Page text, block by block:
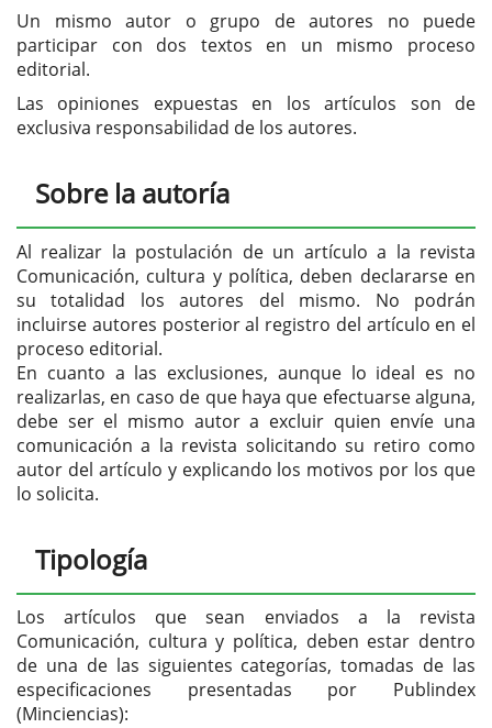
Un mismo autor o grupo de autores no puede
participar con dos textos en un mismo proceso
editorial.
Las opiniones expuestas en los artículos son de
exclusiva responsabilidad de los autores.
Sobre la autoría
Al realizar la postulación de un artículo a la revista
Comunicación, cultura y política, deben declararse en
su totalidad los autores del mismo. No podrán
incluirse autores posterior al registro del artículo en el
proceso editorial.
En cuanto a las exclusiones, aunque lo ideal es no
realizarlas, en caso de que haya que efectuarse alguna,
debe ser el mismo autor a excluir quien envíe una
comunicación a la revista solicitando su retiro como
autor del artículo y explicando los motivos por los que
lo solicita.
Tipología
Los artículos que sean enviados a la revista
Comunicación, cultura y política, deben estar dentro
de una de las siguientes categorías, tomadas de las
especificaciones presentadas por Publindex
(Minciencias):